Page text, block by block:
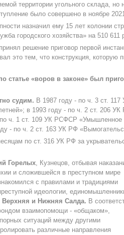
территории угольного склада, но
было совершено в ноябре
назначил ему 15 лет колонии
городского хозяйства» на 510 611
решение приговор первой
это тем, что конструкция, которую
статье «воров в законе» был
судим. В 1987 году - по ч. 3 ст. 117
в 1993 году - по ч. 2 ст. 206
по ч. 1 ст. 109 УК РСФСР «Умышленное
- по ч. 2 ст. 163 УК РФ
по ст. 316 УК РФ за
Горелых, Кузнецов, отбывая
и сложившейся в преступном мире
с правилами и традициями
идеологии,
Верхняя и Нижняя Салда. В
взаимопомощи - «общаком»,
ситуаций между другими
различные направления